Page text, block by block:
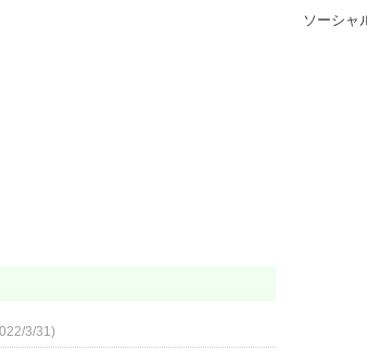
3/31)
ソーシャ